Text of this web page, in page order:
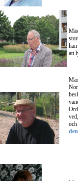
att